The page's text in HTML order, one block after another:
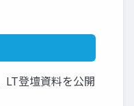
LT登壇資料を公開